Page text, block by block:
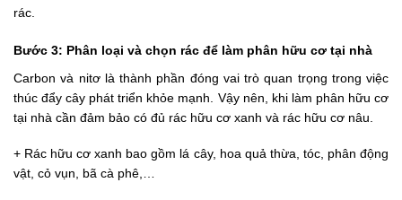
rác.
Bước 3: Phân loại và chọn rác để làm phân hữu cơ tại nhà
Carbon và nitơ là thành phần đóng vai trò quan trọng trong việc
thúc đẩy cây phát triển khỏe mạnh. Vậy nên, khi làm phân hữu cơ
tại nhà cần đảm bảo có đủ rác hữu cơ xanh và rác hữu cơ nâu.
+ Rác hữu cơ xanh bao gồm lá cây, hoa quả thừa, tóc, phân động
vật, cỏ vụn, bã cà phê,…